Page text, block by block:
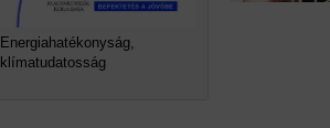
Energiahatékonyság,
klímatudatosság